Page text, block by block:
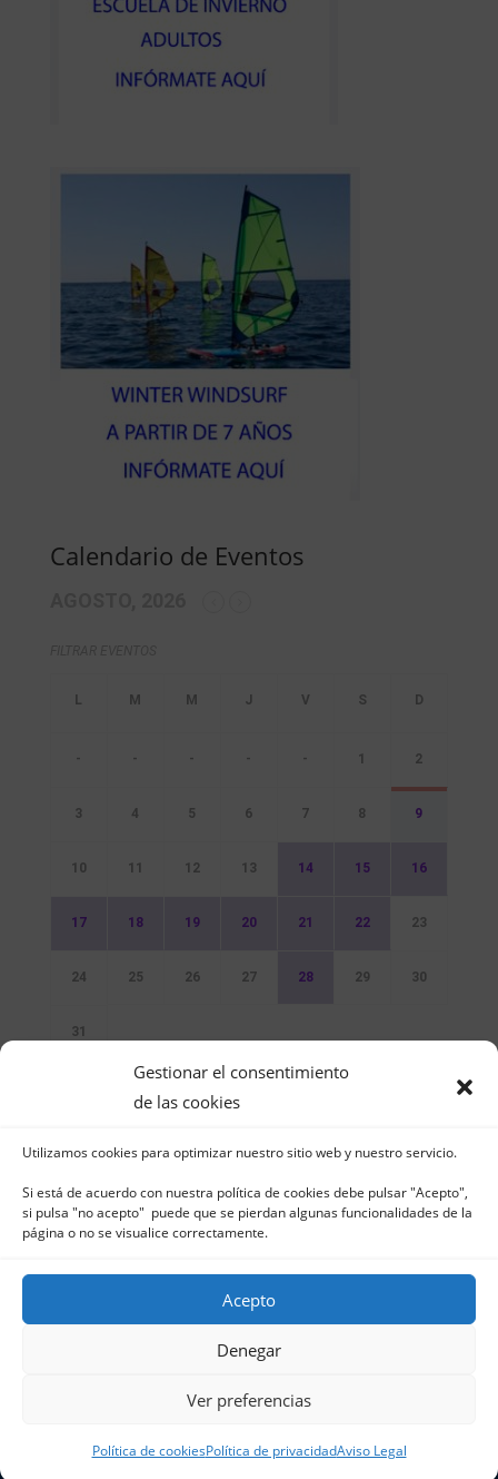
Gestionar el consentimiento
de las cookies
Utilizamos cookies para optimizar nuestro sitio web y nuestro servicio.
Si está de acuerdo con nuestra política de cookies debe pulsar "Acepto",
si pulsa "no acepto" puede que se pierdan algunas funcionalidades de la
página o no se visualice correctamente.
Acepto
Denegar
Ver preferencias
Política de cookiesPolítica de privacidadAviso Legal
Calendario de Eventos
- - - - - 1 2
3 4 5 6 7 8 9
10 11 12 13 14 15 16
17 18 19 20 21 22 23
24 25 26 27 28 29 30
31
Sin Eventos
Club Naútico de Jávea - Muelle Norte s/n |
03730 Jávea – España | Tel. 965 791 025 | Fax.
965 796 008 | info@cnjavea.net
de Cookies